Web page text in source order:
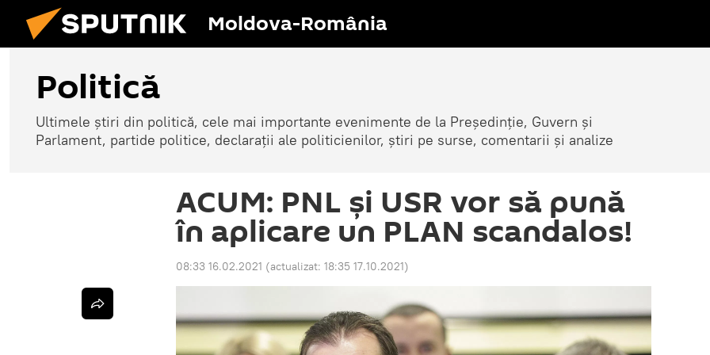
Moldova-România
Politică
Ultimele știri din politică, cele mai importante evenimente de la Președinție, Guvern și
Parlament, partide politice, declarații ale politicienilor, știri pe surse, comentarii și analize
ACUM: PNL și USR vor să pună
în aplicare un PLAN scandalos!
08:33 16.02.2021 (actualizat: 18:35 17.10.2021)